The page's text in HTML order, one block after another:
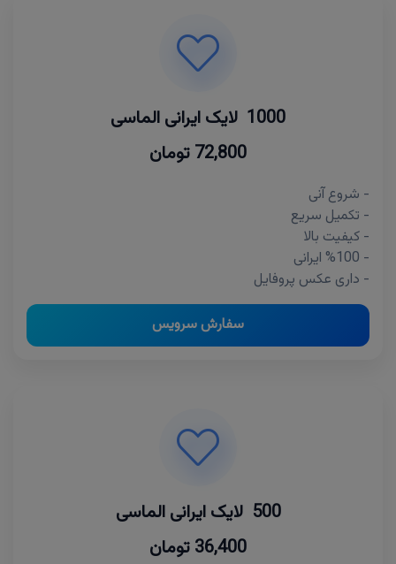
1000 لایک ایرانی الماسی
72,800 تومان
- شروع آنی
- تکمیل سریع
- کیفیت بالا
- %100 ایرانی
- داری عکس پروفایل
سفارش سرویس
500 لایک ایرانی الماسی
36,400 تومان